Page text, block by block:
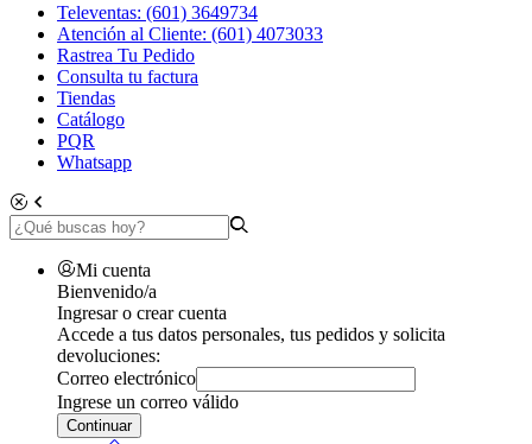
Televentas: (601) 3649734
Atención al Cliente: (601) 4073033
Rastrea Tu Pedido
Consulta tu factura
Tiendas
Catálogo
PQR
Whatsapp
Mi cuenta
Bienvenido/a
Ingresar o crear cuenta
Accede a tus datos personales, tus pedidos y solicita
devoluciones:
Correo electrónico
Ingrese un correo válido
Continuar